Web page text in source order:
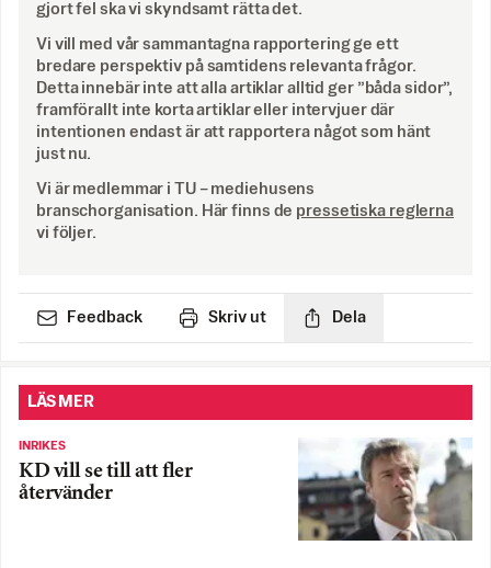
gjort fel ska vi skyndsamt rätta det.
Vi vill med vår sammantagna rapportering ge ett
bredare perspektiv på samtidens relevanta frågor.
Detta innebär inte att alla artiklar alltid ger ”båda sidor”,
framförallt inte korta artiklar eller intervjuer där
intentionen endast är att rapportera något som hänt
just nu.
Vi är medlemmar i TU – mediehusens
branschorganisation. Här finns de pressetiska reglerna
vi följer.
Feedback Skriv ut Dela
LÄS MER
INRIKES
KD vill se till att fler
återvänder